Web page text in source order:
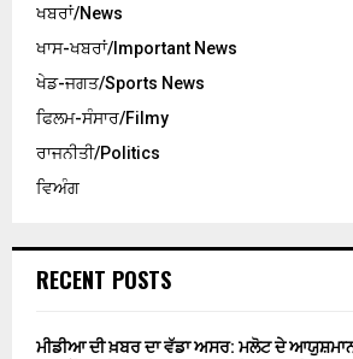
ਖਬਰਾਂ/News
ਖਾਸ-ਖਬਰਾਂ/Important News
ਖੇਡ-ਜਗਤ/Sports News
ਫਿਲਮ-ਸੰਸਾਰ/Filmy
ਰਾਜਨੀਤੀ/Politics
ਵਿਅੰਗ
RECENT POSTS
ਮੀਡੀਆ ਦੀ ਖ਼ਬਰ ਦਾ ਵੱਡਾ ਅਸਰ: ਮਲੋਟ ਦੇ